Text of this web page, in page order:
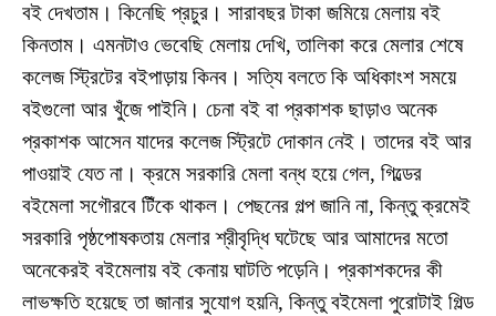
ব‌ই দেখতাম। কিনেছি প্রচুর। সারাবছর টাকা জমিয়ে মেলায় ব‌ই
কিনতাম। এমনটাও ভেবেছি মেলায় দেখি, তালিকা করে মেলার শেষে
কলেজ স্ট্রিটের ব‌ইপাড়ায় কিনব। সত্যি বলতে কি অধিকাংশ সময়ে
ব‌ইগুলো আর খুঁজে পাইনি। চেনা ব‌ই বা প্রকাশক ছাড়াও অনেক
প্রকাশক আসেন যাদের কলেজ স্ট্রিটে দোকান নেই। তাদের ব‌ই আর
পাওয়াই যেত না। ক্রমে সরকারি মেলা বন্ধ হয়ে গেল, গিল্ডের
ব‌ইমেলা সগৌরবে টিঁকে থাকল। পেছনের গল্প জানি না, কিন্তু ক্রমেই
সরকারি পৃষ্ঠপোষকতায় মেলার শ্রীবৃদ্ধি ঘটেছে আর আমাদের মতো
অনেকেরই ব‌ইমেলায় ব‌ই কেনায় ঘাটতি পড়েনি। প্রকাশকদের কী
লাভক্ষতি হয়েছে তা জানার সুযোগ হয়নি, কিন্তু ব‌ইমেলা পুরোটাই গিল্ড